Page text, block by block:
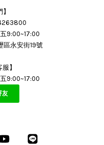
9:00~17:00
區永安街19號
】
9:00~17:00
YouTube